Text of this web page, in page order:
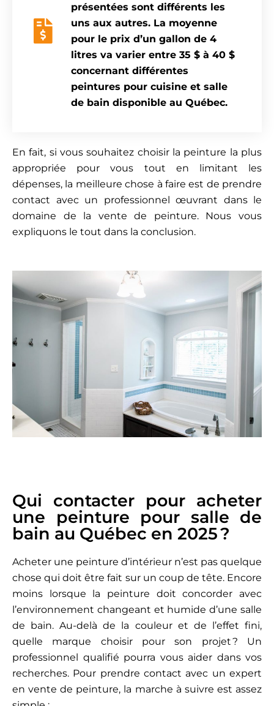
présentées sont différents les
uns aux autres. La moyenne
pour le prix d’un gallon de 4
litres va varier entre 35 $ à 40 $
concernant différentes
peintures pour cuisine et salle
de bain disponible au Québec.
En fait, si vous souhaitez choisir la peinture la plus
appropriée pour vous tout en limitant les
dépenses, la meilleure chose à faire est de prendre
contact avec un professionnel œuvrant dans le
domaine de la vente de peinture. Nous vous
expliquons le tout dans la conclusion.
Qui contacter pour acheter
une peinture pour salle de
bain au Québec en 2025 ?
Acheter une peinture d’intérieur n’est pas quelque
chose qui doit être fait sur un coup de tête. Encore
moins lorsque la peinture doit concorder avec
l’environnement changeant et humide d’une salle
de bain. Au-delà de la couleur et de l’effet fini,
quelle marque choisir pour son projet ? Un
professionnel qualifié pourra vous aider dans vos
recherches. Pour prendre contact avec un expert
en vente de peinture, la marche à suivre est assez